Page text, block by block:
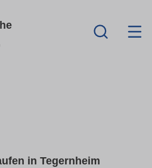
in Tegernheim